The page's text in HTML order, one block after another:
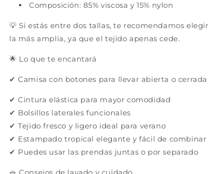
Composición: 85% viscosa y 15% nylon
💡 Si estás entre dos tallas, te recomendamos elegir
la más amplia, ya que el tejido apenas cede.
🌟 Lo que te encantará
✔ Camisa con botones para llevar abierta o cerrada
✔ Cintura elástica para mayor comodidad
✔ Bolsillos laterales funcionales
✔ Tejido fresco y ligero ideal para verano
✔ Estampado tropical elegante y fácil de combinar
✔ Puedes usar las prendas juntas o por separado